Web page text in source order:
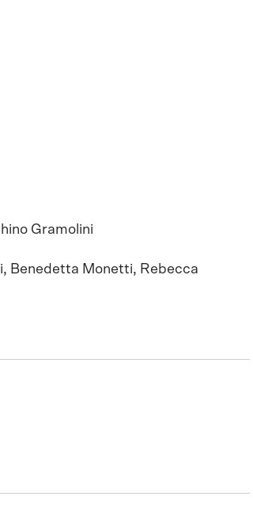
Gramolini
Benedetta Monetti, Rebecca